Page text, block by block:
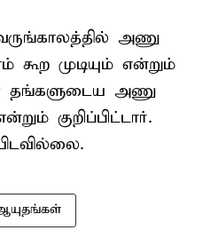
அணு
முடியும் என்றும்
தங்களுடைய அணு
குறிப்பிட்டார்.